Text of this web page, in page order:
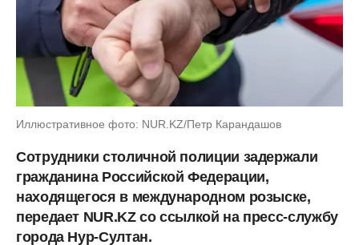
Иллюстративное фото: NUR.KZ/Петр Карандашов
Сотрудники столичной полиции задержали
гражданина Российской Федерации,
находящегося в международном розыске,
передает NUR.KZ со ссылкой на пресс-службу
города Нур-Султан.